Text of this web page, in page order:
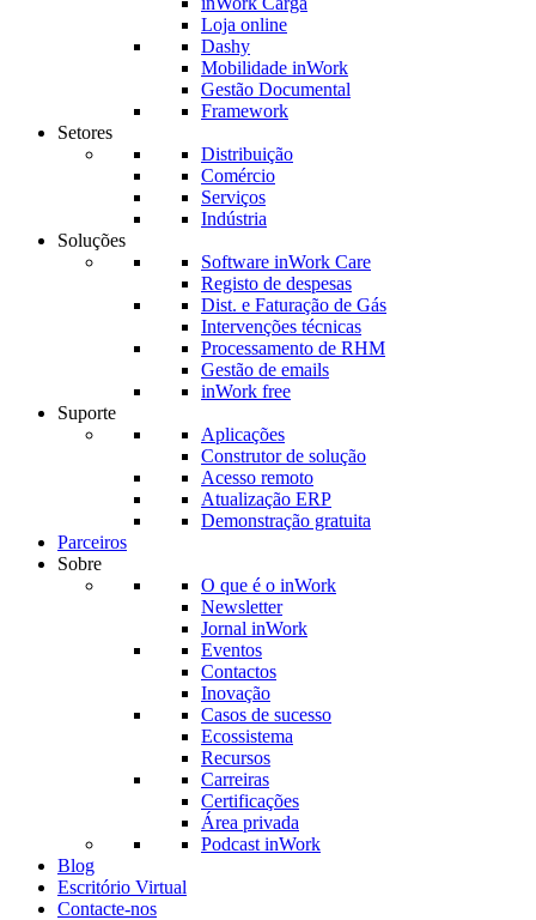
Loja online
Dashy
Mobilidade inWork
Gestão Documental
Framework
Setores
Distribuição
Comércio
Serviços
Indústria
Soluções
Software inWork Care
Registo de despesas
Dist. e Faturação de Gás
Intervenções técnicas
Processamento de RHM
Gestão de emails
inWork free
Suporte
Aplicações
Construtor de solução
Acesso remoto
Atualização ERP
Demonstração gratuita
Parceiros
Sobre
O que é o inWork
Newsletter
Jornal inWork
Eventos
Contactos
Inovação
Casos de sucesso
Ecossistema
Recursos
Carreiras
Certificações
Área privada
Podcast inWork
Blog
Escritório Virtual
Contacte-nos